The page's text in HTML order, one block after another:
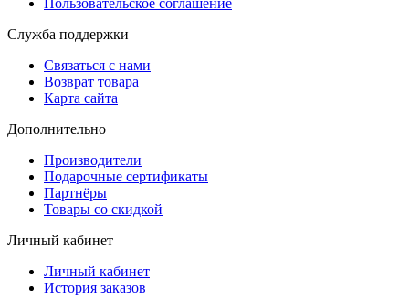
Служба поддержки
Связаться с нами
Возврат товара
Карта сайта
Дополнительно
Производители
Подарочные сертификаты
Партнёры
Товары со скидкой
Личный кабинет
Личный кабинет
История заказов